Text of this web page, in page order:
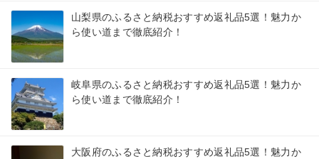
山梨県のふるさと納税おすすめ返礼品5選！魅力か
ら使い道まで徹底紹介！
岐阜県のふるさと納税おすすめ返礼品5選！魅力か
ら使い道まで徹底紹介！
大阪府のふるさと納税おすすめ返礼品5選！魅力か